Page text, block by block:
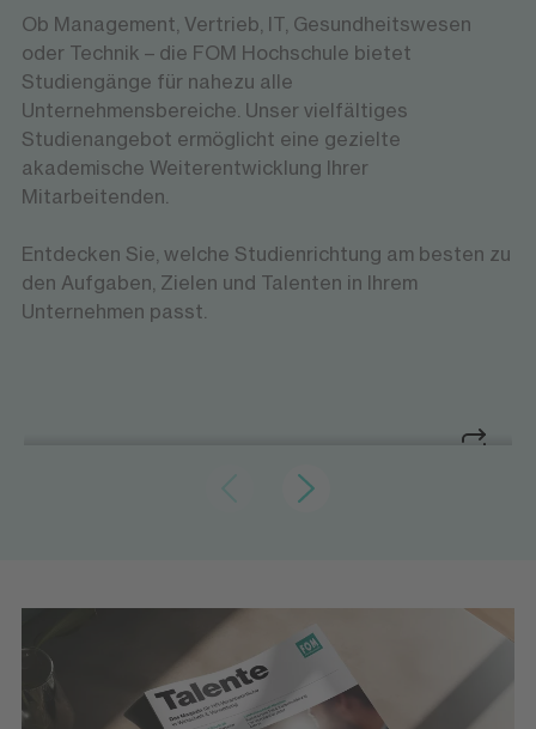
Ob Management, Vertrieb, IT, Gesundheitswesen
oder Technik – die FOM Hochschule bietet
Studiengänge für nahezu alle
Unternehmensbereiche. Unser vielfältiges
Studienangebot ermöglicht eine gezielte
akademische Weiterentwicklung Ihrer
Mitarbeitenden.
Entdecken Sie, welche Studienrichtung am besten zu
den Aufgaben, Zielen und Talenten in Ihrem
Unternehmen passt.
Wirtschaftswissen für die Praxis
Management richtet sich an alle, die
betriebswirtschaftliche Prozesse verstehen
und aktiv gestalten möchten – ob im
mittelständischen Unternehmen oder im